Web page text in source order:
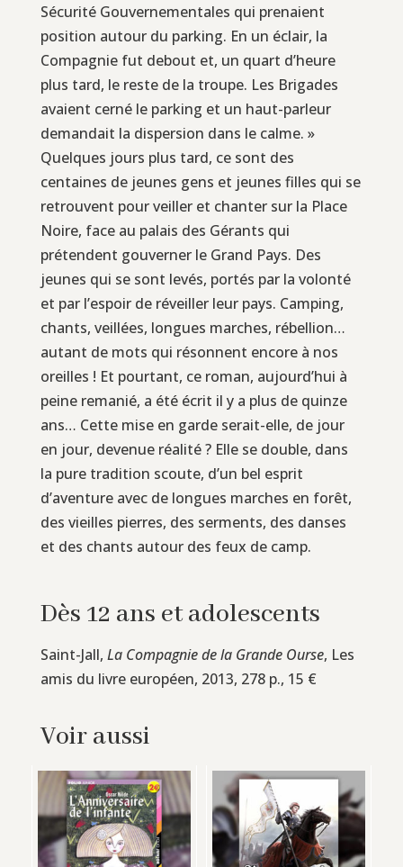
Sécurité Gouvernementales qui prenaient
position autour du parking. En un éclair, la
Compagnie fut debout et, un quart d’heure
plus tard, le reste de la troupe. Les Brigades
avaient cerné le parking et un haut-parleur
demandait la dispersion dans le calme. »
Quelques jours plus tard, ce sont des
centaines de jeunes gens et jeunes filles qui se
retrouvent pour veiller et chanter sur la Place
Noire, face au palais des Gérants qui
prétendent gouverner le Grand Pays. Des
jeunes qui se sont levés, portés par la volonté
et par l’espoir de réveiller leur pays. Camping,
chants, veillées, longues marches, rébellion…
autant de mots qui résonnent encore à nos
oreilles ! Et pourtant, ce roman, aujourd’hui à
peine remanié, a été écrit il y a plus de quinze
ans… Cette mise en garde serait-elle, de jour
en jour, devenue réalité ? Elle se double, dans
la pure tradition scoute, d’un bel esprit
d’aventure avec de longues marches en forêt,
des vieilles pierres, des serments, des danses
et des chants autour des feux de camp.
Dès 12 ans et adolescents
Saint-Jall, La Compagnie de la Grande Ourse, Les
amis du livre européen, 2013, 278 p., 15 €
Voir aussi